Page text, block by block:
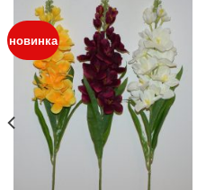
новинка